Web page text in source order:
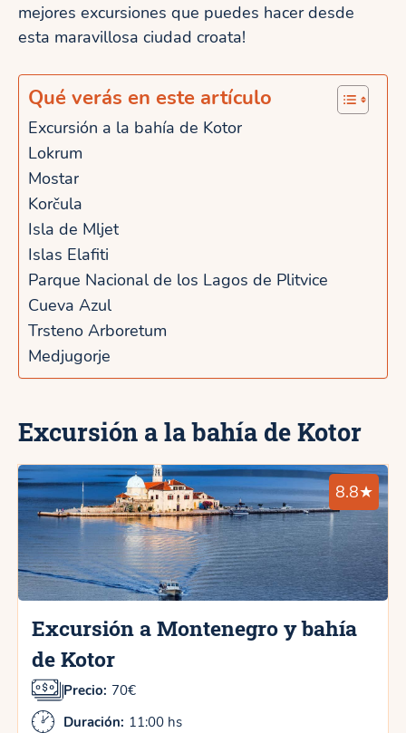
mejores excursiones que puedes hacer desde
esta maravillosa ciudad croata!
Qué verás en este artículo
Excursión a la bahía de Kotor
Lokrum
Mostar
Korčula
Isla de Mljet
Islas Elafiti
Parque Nacional de los Lagos de Plitvice
Cueva Azul
Trsteno Arboretum
Medjugorje
Excursión a la bahía de Kotor
8.8★
Excursión a Montenegro y bahía
de Kotor
Precio: 70€
Duración: 11:00 hs